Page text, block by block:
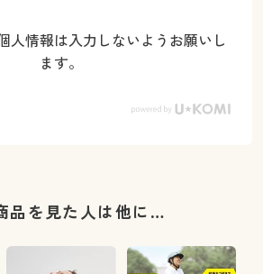
人情報は入力しないようお願いし
ます。
品を見た人は他に…